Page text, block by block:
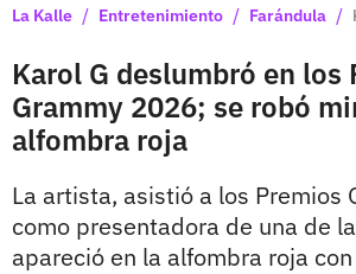
La Kalle / Entretenimiento / Farándula /
Karol G deslumbró en los
Grammy 2026; se robó
alfombra roja
La artista, asistió a los Premios
como presentadora de una de
apareció en la alfombra roja